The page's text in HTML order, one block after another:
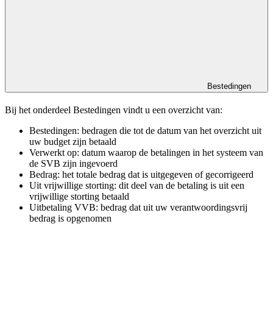
Bestedingen
Bij het onderdeel Bestedingen vindt u een overzicht van:
Bestedingen: bedragen die tot de datum van het overzicht uit
uw budget zijn betaald
Verwerkt op: datum waarop de betalingen in het systeem van
de SVB zijn ingevoerd
Bedrag: het totale bedrag dat is uitgegeven of gecorrigeerd
Uit vrijwillige storting: dit deel van de betaling is uit een
vrijwillige storting betaald
Uitbetaling VVB: bedrag dat uit uw verantwoordingsvrij
bedrag is opgenomen